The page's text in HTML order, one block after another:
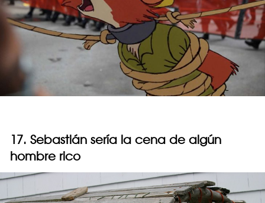
17. Sebastián sería la cena de algún
hombre rico